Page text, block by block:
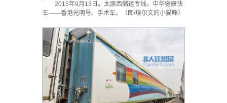
2015年9月13日。太原西储运专线。中华健康快
车——香港光明号。手术车。（图/埃尔文的小猫咪）